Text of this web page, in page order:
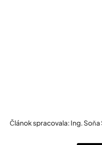
Článok spracovala: Ing.